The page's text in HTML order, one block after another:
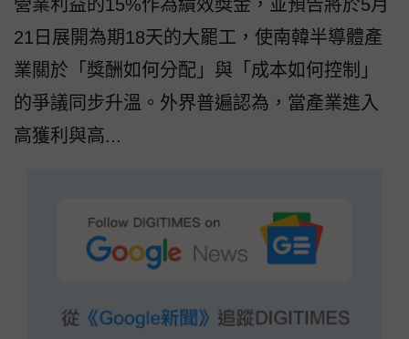
營業利益的15%作為績效獎金，並預告將於5月
21日展開為期18天的大罷工，使南韓半導體產
業關於「獎酬如何分配」與「成本如何控制」
的爭議同步升溫。外界普遍認為，當產業進入
高獲利與高...